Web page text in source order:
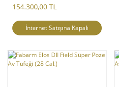
154.300,00 TL
İnternet Satışına Kapalı